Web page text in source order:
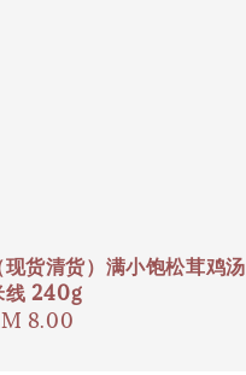
现货清货）满小饱松茸鸡汤
线 240g
8.00